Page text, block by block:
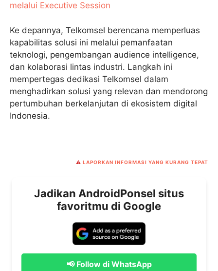
melalui Executive Session
Ke depannya, Telkomsel berencana memperluas
kapabilitas solusi ini melalui pemanfaatan
teknologi, pengembangan audience intelligence,
dan kolaborasi lintas industri. Langkah ini
mempertegas dedikasi Telkomsel dalam
menghadirkan solusi yang relevan dan mendorong
pertumbuhan berkelanjutan di ekosistem digital
Indonesia.
⚠️ LAPORKAN INFORMASI YANG KURANG TEPAT
Jadikan AndroidPonsel situs
favoritmu di Google
📢 Follow di WhatsApp